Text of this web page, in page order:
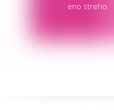
eno streho.